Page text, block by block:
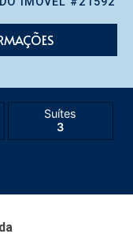
Suítes
3